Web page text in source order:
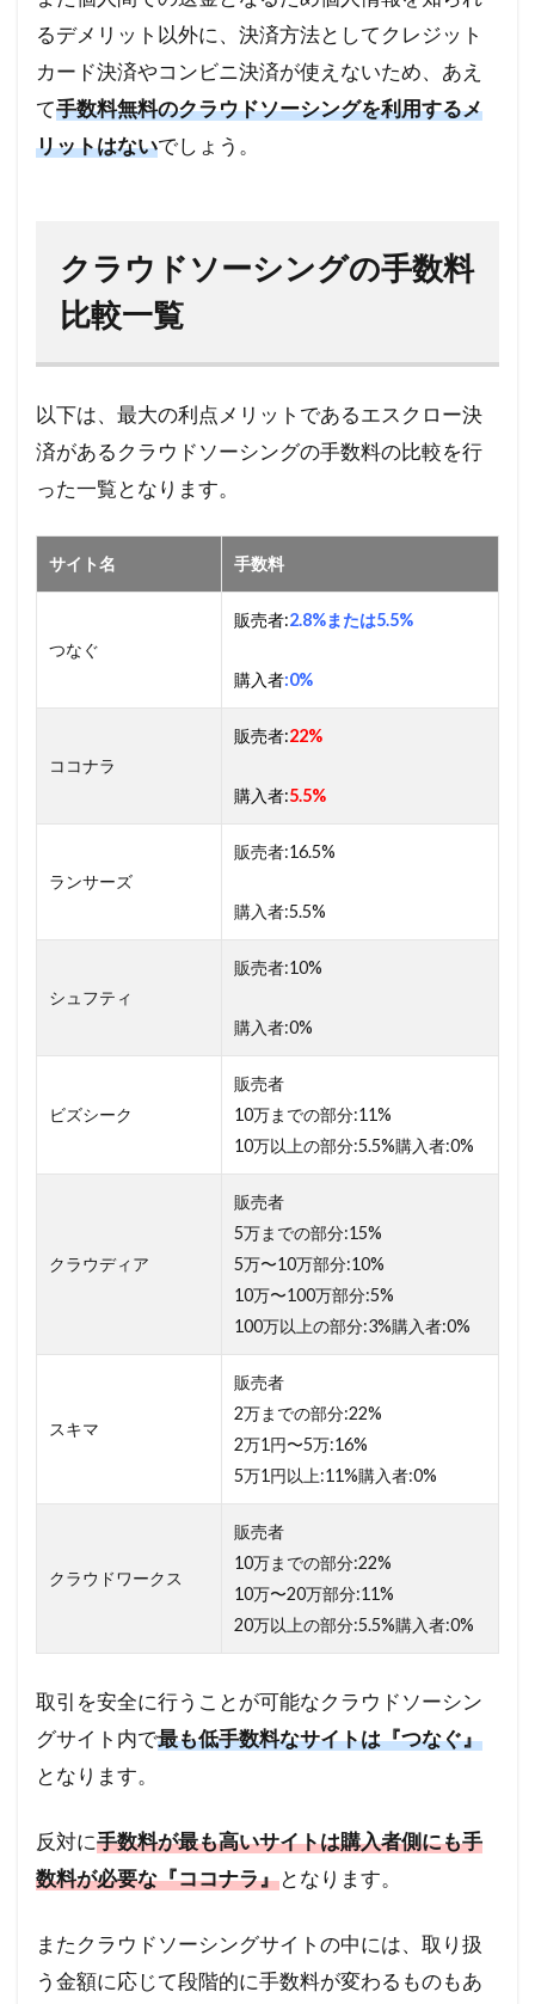
るデメリット以外に、決済方法としてクレジット
カード決済やコンビニ決済が使えないため、あえ
て手数料無料のクラウドソーシングを利用するメ
リットはないでしょう。
クラウドソーシングの手数料
比較一覧
以下は、最大の利点メリットであるエスクロー決
済があるクラウドソーシングの手数料の比較を行
った一覧となります。
サイト名 手数料
つなぐ
販売者:2.8%または5.5%
購入者:0%
ココナラ
販売者:22%
購入者:5.5%
ランサーズ
販売者:16.5%
購入者:5.5%
シュフティ
販売者:10%
購入者:0%
ビズシーク
販売者
10万までの部分:11%
10万以上の部分:5.5%購入者:0%
クラウディア
販売者
5万までの部分:15%
5万〜10万部分:10%
10万〜100万部分:5%
100万以上の部分:3%購入者:0%
スキマ
販売者
2万までの部分:22%
2万1円〜5万:16%
5万1円以上:11%購入者:0%
クラウドワークス
販売者
10万までの部分:22%
10万〜20万部分:11%
20万以上の部分:5.5%購入者:0%
取引を安全に行うことが可能なクラウドソーシン
グサイト内で最も低手数料なサイトは『つなぐ』
となります。
反対に手数料が最も高いサイトは購入者側にも手
数料が必要な『ココナラ』となります。
またクラウドソーシングサイトの中には、取り扱
う金額に応じて段階的に手数料が変わるものもあ